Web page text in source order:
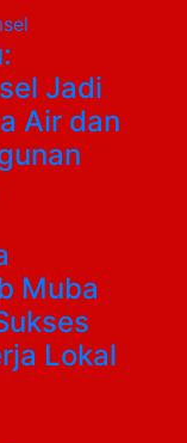
Jadi
Air dan
Muba
Lokal